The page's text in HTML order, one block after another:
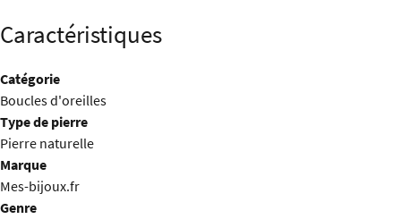
Caractéristiques
Catégorie
Boucles d'oreilles
Type de pierre
Pierre naturelle
Marque
Mes-bijoux.fr
Genre